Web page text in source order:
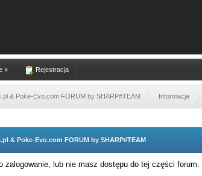
» Rejestracja
& Poke-Evo.com FORUM by SHARP#TEAM Informacja
& Poke-Evo.com FORUM by SHARP#TEAM
zalogowanie, lub nie masz dostępu do tej części